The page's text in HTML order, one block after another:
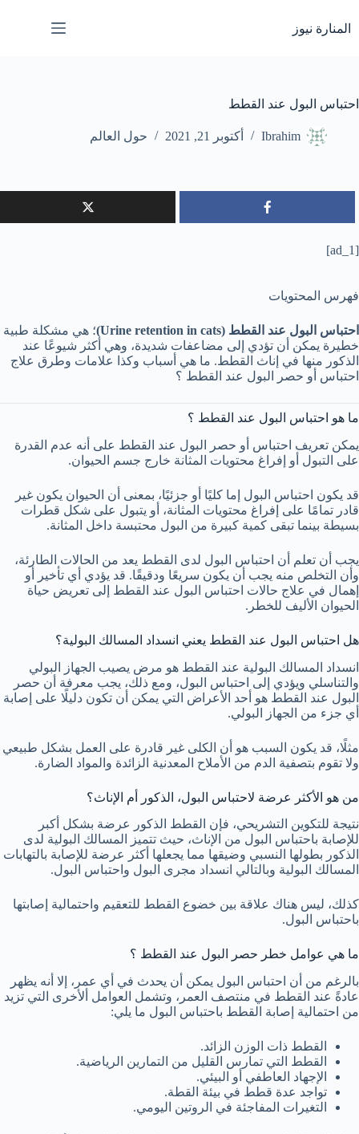
إلى
المحتوى
المنارة نيوز
احتباس البول عند القطط
Ibrahim أكتوبر 21, 2021 حول العالم
[ad_1]
فهرس المحتويات
احتباس البول عند القطط (Urine retention in cats)
؛ هي مشكلة طبية
خطيرة يمكن أن تؤدي إلى مضاعفات شديدة، وهي أكثر شيوعًا عند
الذكور منها في إناث القطط. ما هي أسباب وكذا علامات وطرق علاج
احتباس أو حصر البول عند القطط ؟
ما هو احتباس البول عند القطط ؟
يمكن تعريف احتباس أو حصر البول عند القطط على أنه عدم القدرة
على التبول أو إفراغ محتويات المثانة خارج جسم الحيوان.
قد يكون احتباس البول إما كليًا أو جزئيًا، بمعنى أن الحيوان يكون غير
قادر تمامًا على إفراغ محتويات المثانة، أو يتبول على شكل قطرات
بسيطة بينما تبقى كمية كبيرة من البول محتبسة داخل المثانة.
يجب أن تعلم أن احتباس البول لدى القطط يعد من الحالات الطارئة،
وأن التخلص منه يجب أن يكون سريعًا ودقيقًا. قد يؤدي أي تأخير أو
إهمال في علاج حالات احتباس البول عند القطط إلى تعريض حياة
الحيوان الأليف للخطر.
هل احتباس البول عند القطط يعني انسداد المسالك البولية؟
انسداد المسالك البولية عند القطط هو مرض يصيب الجهاز البولي
والتناسلي ويؤدي إلى احتباس البول، ومع ذلك، يجب معرفة أن حصر
البول عند القطط هو أحد الأعراض التي يمكن أن تكون دليلًا على إصابة
أي جزء من الجهاز البولي.
مثلًا، قد يكون السبب هو أن الكلى غير قادرة على العمل بشكل طبيعي
ولا تقوم بتصفية الدم من الأملاح المعدنية الزائدة والمواد الضارة.
من هو الأكثر عرضة لاحتباس البول، الذكور أم الإناث؟
نتيجة للتكوين التشريحي، فإن القطط الذكور عرضة بشكل أكبر
للإصابة باحتباس البول من الإناث، حيث تتميز المسالك البولية لدى
الذكور بطولها النسبي وضيقها مما يجعلها أكثر عرضة للإصابة بالتهابات
المسالك البولية وبالتالي انسداد مجرى البول واحتباس البول.
كذلك، ليس هناك علاقة بين خضوع القطط للتعقيم واحتمالية إصابتها
باحتباس البول.
ما هي عوامل خطر حصر البول عند القطط ؟
بالرغم من أن احتباس البول يمكن أن يحدث في أي عمر، إلا أنه يظهر
عادةً عند القطط في منتصف العمر، وتشمل العوامل ألأخرى التي تزيد
من احتمالية إصابة القطط باحتباس البول ما يلي:
القطط ذات الوزن الزائد.
القطط التي تمارس القليل من التمارين الرياضية.
الإجهاد العاطفي أو البيئي.
تواجد عدة قطط في بيئة القطة.
التغيرات المفاجئة في الروتين اليومي.